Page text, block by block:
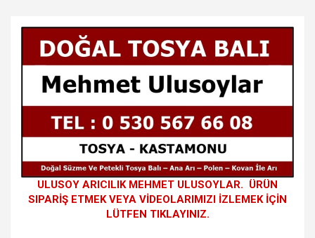
ULUSOY ARICILIK MEHMET ULUSOYLAR. ÜRÜN
SIPARİŞ ETMEK VEYA VİDEOLARIMIZI İZLEMEK İÇİN
LÜTFEN TIKLAYINIZ.